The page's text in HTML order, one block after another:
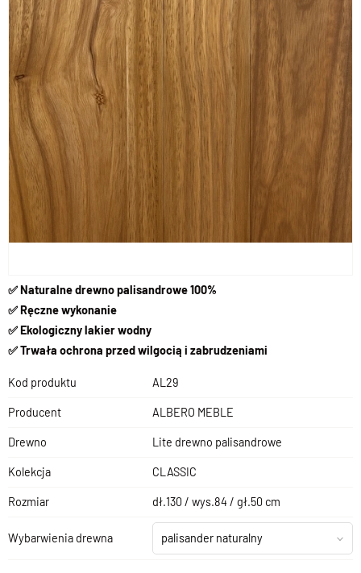
✅Naturalne drewno palisandrowe 100%
✅Ręczne wykonanie
✅Ekologiczny lakier wodny
✅Trwała ochrona przed wilgocią i zabrudzeniami
Kod produktu AL29
Producent ALBERO MEBLE
Drewno Lite drewno palisandrowe
Kolekcja CLASSIC
Rozmiar dł.130 / wys.84 / gł.50 cm
Wybarwienia drewna palisander naturalny